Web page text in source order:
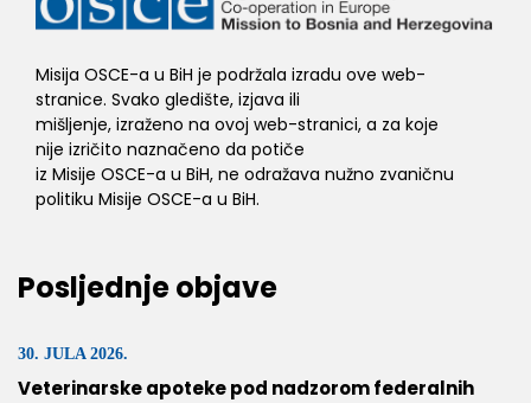
Misija OSCE-a u BiH je podržala izradu ove web-
stranice. Svako gledište, izjava ili
mišljenje, izraženo na ovoj web-stranici, a za koje
nije izričito naznačeno da potiče
iz Misije OSCE-a u BiH, ne odražava nužno zvaničnu
politiku Misije OSCE-a u BiH.
Posljednje objave
30. JULA 2026.
Veterinarske apoteke pod nadzorom federalnih